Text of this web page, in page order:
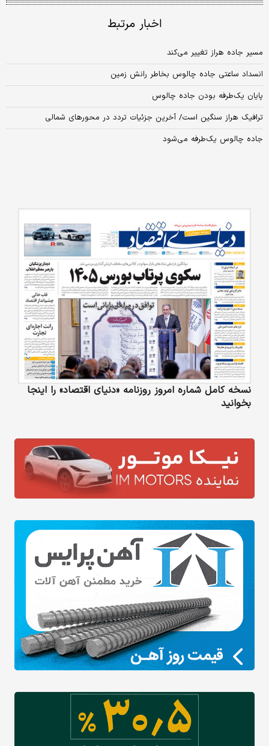
اخبار مرتبط
مسیر جاده هراز تغییر می‌کند
انسداد ساعتی جاده چالوس بخاطر رانش زمین
پایان یک‌طرفه بودن جاده چالوس
ترافیک هراز سنگین است/ آخرین جزئیات تردد در محورهای شمالی
جاده چالوس یک‌طرفه می‌شود
نسخه کامل شماره امروز روزنامه «دنیای‌ اقتصاد» را اینجا
بخوانید